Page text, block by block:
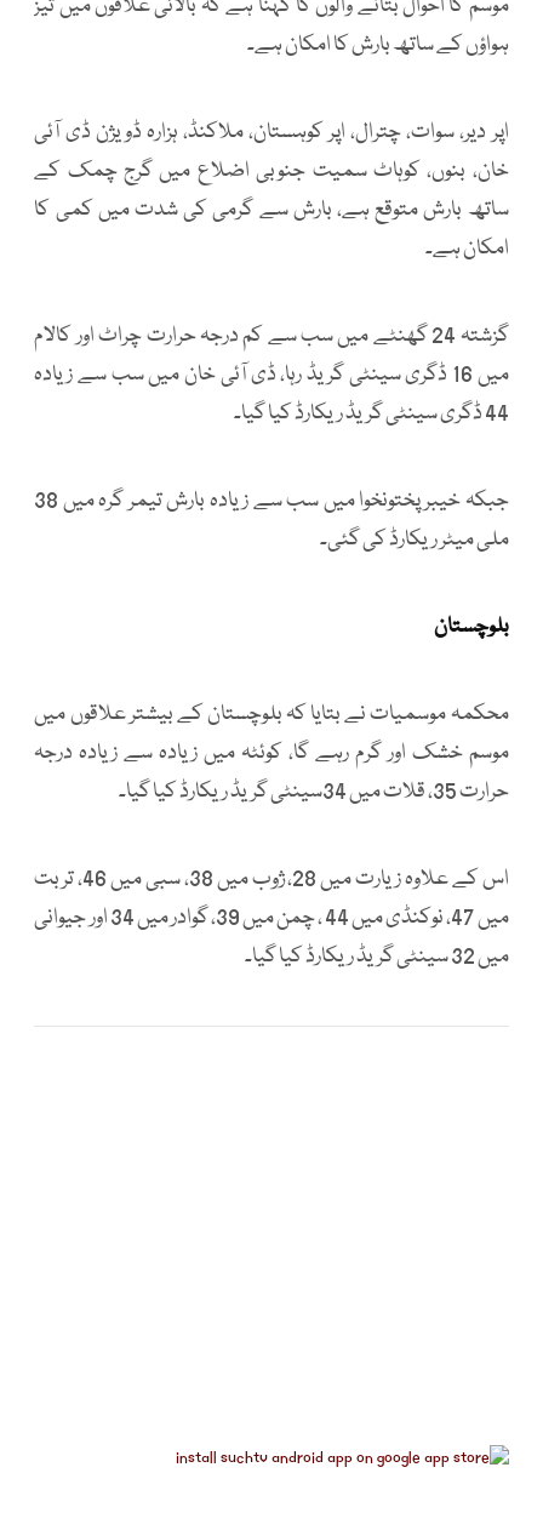
موسم کا احوال بتانے والوں کا کہنا ہے کہ بالائی علاقوں میں تیز
ہواؤں کے ساتھ بارش کا امکان ہے۔
اپر دیر، سوات، چترال، اپر کوہستان، ملاکنڈ، ہزارہ ڈویژن ڈی آئی
خان، بنوں، کوہاٹ سمیت جنوبی اضلاع میں گرج چمک کے
ساتھ بارش متوقع ہے، بارش سے گرمی کی شدت میں کمی کا
امکان ہے۔
گزشتہ 24 گھنٹے میں سب سے کم درجہ حرارت چراٹ اور کالام
میں 16 ڈگری سینٹی گریڈ رہا، ڈی آئی خان میں سب سے زیادہ
44 ڈگری سینٹی گریڈ ریکارڈ کیا گیا۔
جبکہ خیبرپختونخوا میں سب سے زیادہ بارش تیمر گرہ میں 38
ملی میٹر ریکارڈ کی گئی۔
بلوچستان
محکمہ موسمیات نے بتایا کہ بلوچستان کے بیشتر علاقوں میں
موسم خشک اور گرم رہے گا، کوئٹہ میں زیادہ سے زیادہ درجہ
حرارت 35، قلات میں 34سینٹی گریڈ ریکارڈ کیا گیا۔
اس کے علاوہ زیارت میں 28، ژوب میں 38، سبی میں 46، تربت
میں 47، نوکنڈی میں 44 ، چمن میں 39، گوادر میں 34 اور جیوانی
میں 32 سینٹی گریڈ ریکارڈ کیا گیا۔